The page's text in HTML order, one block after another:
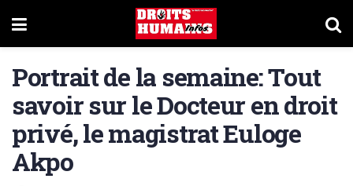
Portrait de la semaine: Tout
savoir sur le Docteur en droit
privé, le magistrat Euloge
Akpo